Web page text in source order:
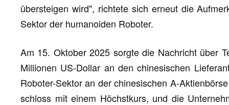
übersteigen wird", richtete sich erneut die
Sektor der humanoiden Roboter.
Am 15. Oktober 2025 sorgte die Nachricht über
Millionen US-Dollar an den chinesischen
Roboter-Sektor an der chinesischen A-
schloss mit einem Höchstkurs, und die